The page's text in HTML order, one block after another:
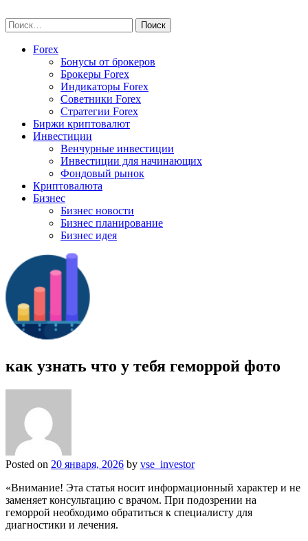
to
content
Найти:
Forex
Бонусы от брокеров
Брокеры Forex
Индикаторы Forex
Советники Forex
Стратегии Forex
Биржи криптовалют
Инвестиции
Венчурные инвестиции
Инвестиции для начинающих
Фондовый рынок
Криптовалюта
Бизнес
Бизнес новости
Бизнес планирование
Бизнес идея
как узнать что у тебя геморрой фото
Posted on 20 января, 2026 by vse_investor
«Внимание! Эта статья носит информационный характер и не
заменяет консультацию с врачом. При подозрении на
геморрой необходимо обратиться к специалисту для
диагностики и лечения.